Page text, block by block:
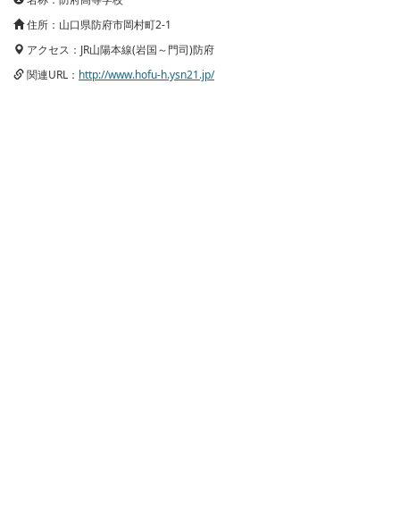
住所：山口県防府市岡村町2-1
アクセス：JR山陽本線(岩国～門司)防府
関連URL： http://www.hofu-h.ysn21.jp/